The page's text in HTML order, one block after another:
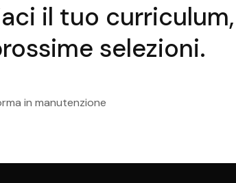
il tuo
selezioni.
in manutenzione